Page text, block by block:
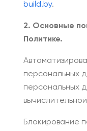
build.by.
2. Основные
Политике.
персональных
персональных
Блокирование